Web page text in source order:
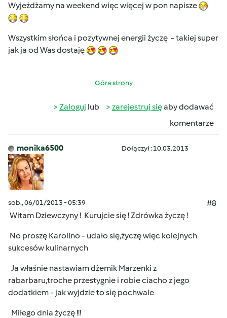
Wyjeżdżamy na weekend więc więcej w pon napisze
Wszystkim słońca i pozytywnej energii życzę - takiej super
jak ja od Was dostaję
Góra strony
Zaloguj lub zarejestruj sięaby dodawać
komentarze
monika6500 Dołączył : 10.03.2013
sob., 06/01/2013 - 05:39
#8
Witam Dziewczyny ! Kurujcie się ! Zdrówka życzę !
No proszę Karolino - udało się,życzę więc kolejnych
sukcesów kulinarnych
Ja właśnie nastawiam dżemik Marzenki z
rabarbaru,troche przestygnie i robie ciacho z jego
dodatkiem - jak wyjdzie to się pochwale
Miłego dnia życzę !!!